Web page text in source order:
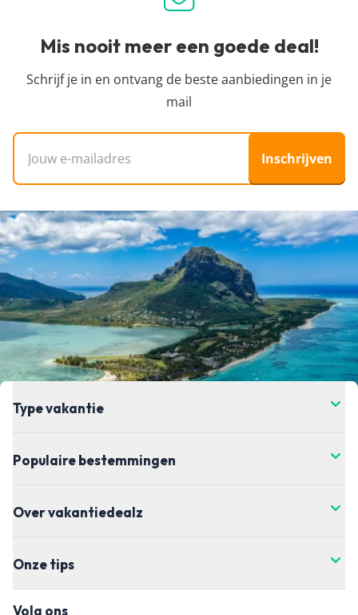
Mis nooit meer een goede deal!
Schrijf je in en ontvang de beste aanbiedingen in je
mail
Inschrijven
Type vakantie
Populaire bestemmingen
Over vakantiedealz
Onze tips
Volg ons